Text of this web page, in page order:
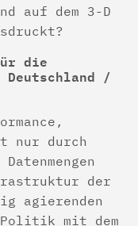
auf dem 3-D
die
/
nur durch
der
agierenden
Politik mit dem